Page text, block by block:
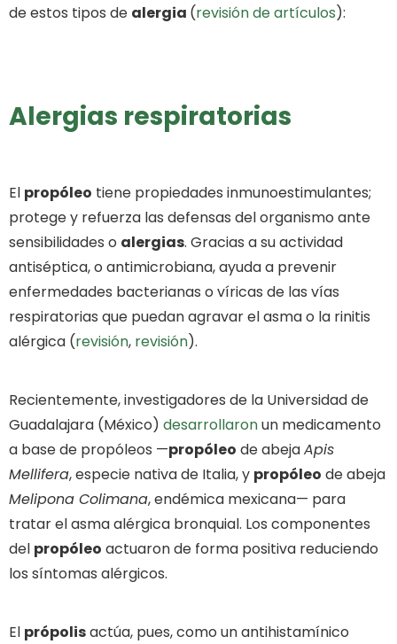
de estos tipos de alergia (revisión de artículos):
Alergias respiratorias
El propóleo tiene propiedades inmunoestimulantes;
protege y refuerza las defensas del organismo ante
sensibilidades o alergias. Gracias a su actividad
antiséptica, o antimicrobiana, ayuda a prevenir
enfermedades bacterianas o víricas de las vías
respiratorias que puedan agravar el asma o la rinitis
alérgica (revisión, revisión).
Recientemente, investigadores de la Universidad de
Guadalajara (México) desarrollaronun medicamento
a base de propóleos —propóleo de abejaApis
Mellifera, especie nativa de Italia, y propóleo de abeja
Melipona Colimana, endémica mexicana— para
tratar el asma alérgica bronquial. Los componentes
del propóleo actuaron de forma positiva reduciendo
los síntomas alérgicos.
El própolisactúa, pues, como un antihistamínico